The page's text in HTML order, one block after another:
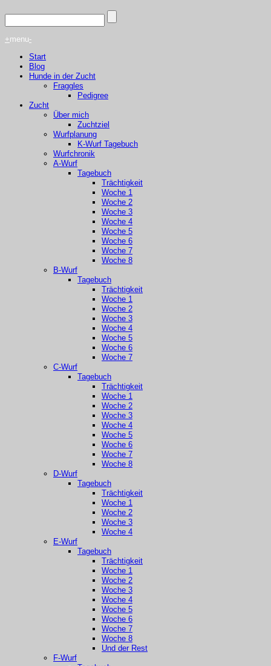
+menu-
Start
Blog
Hunde in der Zucht
Fraggles
Pedigree
Zucht
Über mich
Zuchtziel
Wurfplanung
K-Wurf Tagebuch
Wurfchronik
A-Wurf
Tagebuch
Trächtigkeit
Woche 1
Woche 2
Woche 3
Woche 4
Woche 5
Woche 6
Woche 7
Woche 8
B-Wurf
Tagebuch
Trächtigkeit
Woche 1
Woche 2
Woche 3
Woche 4
Woche 5
Woche 6
Woche 7
C-Wurf
Tagebuch
Trächtigkeit
Woche 1
Woche 2
Woche 3
Woche 4
Woche 5
Woche 6
Woche 7
Woche 8
D-Wurf
Tagebuch
Trächtigkeit
Woche 1
Woche 2
Woche 3
Woche 4
E-Wurf
Tagebuch
Trächtigkeit
Woche 1
Woche 2
Woche 3
Woche 4
Woche 5
Woche 6
Woche 7
Woche 8
Und der Rest
F-Wurf